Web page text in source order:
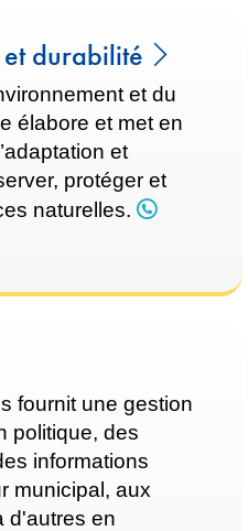
durabilité
et du
élabore et met en
et
protéger et
naturelles.
fournit une gestion
politique, des
informations
municipal, aux
d'autres en